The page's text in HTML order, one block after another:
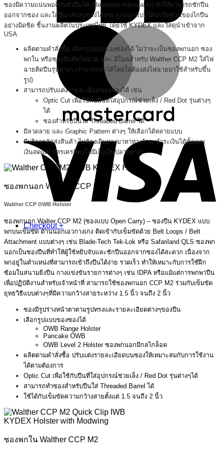
Checkout +
ซองมีความแน่นพอดีกับตัวปืนได้ (Retention Adjustable) ทำให้สามารถชักปืน
ออกจากซอง และใส่ปืนกลับลงซองได้ง่าย ถูกออกแบบให้ปกปิดส่วนของไกปืน
อย่างมิดชิด ชิ้นงานผลิตในประเทศไทย โดยใช้ KYDEX และวัสดุนำเข้าจาก
USA
ผลิตตามคำสั่งซื้อ เลือกรูปแบบของซองได้ ไม่ว่าจะเป็นซองพกนอก ซอง
พกใน หรือซองปืนติดไฟฉาย และ มีโมลสำหรับ Walther CCP M2 ใส่ไฟ
ฉายติดปืนรุ่นต่างๆ (สามารถทำได้โดยไม่ต้องส่งไฟฉายมาใช้สำหรับขึ้น
รูป)
สามารถปรับแต่งรายละเอียดของซองได้ เช่น
Optic Cut เพื่อใช้กับปืนที่ใส่อุปกรณ์ช่วยเล็ง / Red Dot รุ่นต่างๆ
ได้
ซองสำหรับปืนใส่ Threaded Barrel ได้
มีลวดลาย และ Graphic Pattern ต่างๆ ให้เลือกได้หลายแบบ
มีบริการจัดส่งสินค้า ไม่ต้องเดินทางมาหาทางร้าน ชำระเงินได้ทั้งแบบ
เงินสดและบัตรเครดิต (ไม่มีเก็บเงินปลายทาง)
ซองพกนอก Walther CCP M2
Walther CCP OWB Holster
ซองพกนอก Walter CCP M2 (ซองแบบ Open Carry) – ซองปืน KYDEX แบบ
พกบนเข็มขัด ด้านนอกเอวกางเกง ติดเข้ากับเข็มขัดด้วย Belt Loops / Belt
Attachment แบบต่างๆ เช่น Blade-Tech Tek-Lok หรือ Safariland QLS ซองพก
นอกเป็นซองปืนที่ทำให้ผู้ใช้หยิบจับและชักปืนออกจากซองได้สะดวก เนื่องจาก
พกอยู่ในตำแหน่งที่สามารถเข้าถึงปืนได้ง่าย รวดเร็ว ทำให้เหมาะกับการใช้ฝึก
ซ้อมในสนามยิงปืน กางแข่งขันรายการต่างๆ เช่น IDPA หรือแม้แต่การพกพาปืน
เพื่อปฏิบัติงานสำหรับเจ้าหน้าที่ สามารถใช้ซองพกนอก CCP M2 ร่วมกับเข็มขัด
ยุทธวิธีแบบต่างๆที่มีความกว้างสายระหว่าง 1.5 นิ้ว จนถึง 2 นิ้ว
ซองมีรูปร่างหน้าตาตามรูปทรงและรายละเอียดต่างๆของปืน
เลือกรูปแบบของซองได้
OWB Range Holster
Pancake OWB
OWB Level 2 Holster ซองพกนอกมีกลไกล็อค
ผลิตตามคำสั่งซื้อ ปรับแต่งรายละเอียดบนซองให้เหมาะสมกับการใช้งาน
ได้ตามต้องการ
Optic Cut เพื่อใช้กับปืนที่ใส่อุปกรณ์ช่วยเล็ง / Red Dot รุ่นต่างๆได้
สามารถทำซองสำหรับปืนใส่ Threaded Barrel ได้
ใช้ได้กับเข็มขัดความกว้างสายตั้งแต่ 1.5 จนถึง 2 นิ้ว
ซองพกใน Walther CCP M2